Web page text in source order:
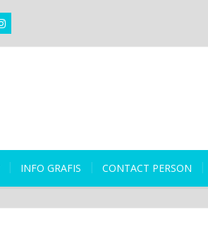
INFO GRAFIS CONTACT PERSON